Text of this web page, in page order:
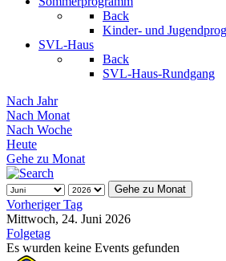
Back
Kinder- und
SVL-Haus
Back
SVL-Haus-Rundgang
Nach Jahr
Nach Monat
Nach Woche
Heute
Gehe zu Monat
Gehe zu Monat
Vorheriger Tag
Mittwoch, 24. Juni 2026
Folgetag
Es wurden keine Events gefunden